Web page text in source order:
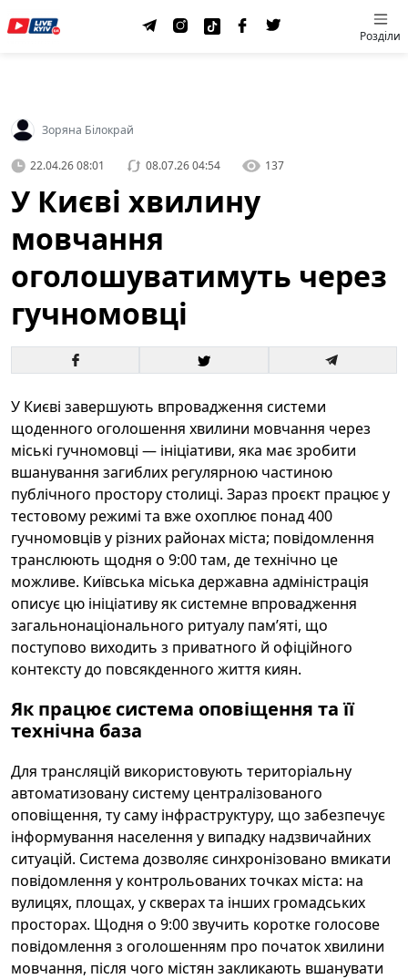
Розділи
Зоряна Білокрай
22.04.26 08:01 08.07.26 04:54 137
У Києві хвилину
мовчання
оголошуватимуть через
гучномовці
У Києві завершують впровадження системи
щоденного оголошення хвилини мовчання через
міські гучномовці — ініціативи, яка має зробити
вшанування загиблих регулярною частиною
публічного простору столиці. Зараз проєкт працює у
тестовому режимі та вже охоплює понад 400
гучномовців у різних районах міста; повідомлення
транслюють щодня о 9:00 там, де технічно це
можливе. Київська міська державна адміністрація
описує цю ініціативу як системне впровадження
загальнонаціонального ритуалу пам’яті, що
поступово виходить з приватного й офіційного
контексту до повсякденного життя киян.
Як працює система оповіщення та її
технічна база
Для трансляцій використовують територіальну
автоматизовану систему централізованого
оповіщення, ту саму інфраструктуру, що забезпечує
інформування населення у випадку надзвичайних
ситуацій. Система дозволяє синхронізовано вмикати
повідомлення у контрольованих точках міста: на
вулицях, площах, у скверах та інших громадських
просторах. Щодня о 9:00 звучить коротке голосове
повідомлення з оголошенням про початок хвилини
мовчання, після чого містян закликають вшанувати